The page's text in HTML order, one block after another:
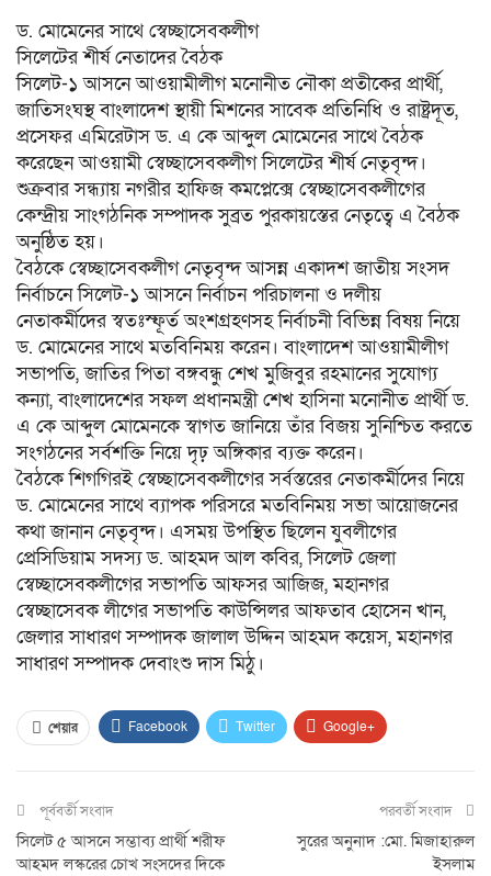
ড. মোমেনের সাথে স্বেচ্ছাসেবকলীগ
সিলেটের শীর্ষ নেতাদের বৈঠক
সিলেট-১ আসনে আওয়ামীলীগ মনোনীত নৌকা প্রতীকের প্রার্থী,
জাতিসংঘস্থ বাংলাদেশ স্থায়ী মিশনের সাবেক প্রতিনিধি ও রাষ্ট্রদূত,
প্রসেফর এমিরেটাস ড. এ কে আব্দুল মোমেনের সাথে বৈঠক
করেছেন আওয়ামী স্বেচ্ছাসেবকলীগ সিলেটের শীর্ষ নেতৃবৃন্দ।
শুক্রবার সন্ধ্যায় নগরীর হাফিজ কমপ্লেক্সে স্বেচ্ছাসেবকলীগের
কেন্দ্রীয় সাংগঠনিক সম্পাদক সুব্রত পুরকায়স্তের নেতৃত্বে এ বৈঠক
অনুষ্ঠিত হয়।
বৈঠকে স্বেচ্ছাসেবকলীগ নেতৃবৃন্দ আসন্ন একাদশ জাতীয় সংসদ
নির্বাচনে সিলেট-১ আসনে নির্বাচন পরিচালনা ও দলীয়
নেতাকর্মীদের স্বতঃস্ফূর্ত অংশগ্রহণসহ নির্বাচনী বিভিন্ন বিষয় নিয়ে
ড. মোমেনের সাথে মতবিনিময় করেন। বাংলাদেশ আওয়ামীলীগ
সভাপতি, জাতির পিতা বঙ্গবন্ধু শেখ মুজিবুর রহমানের সুযোগ্য
কন্যা, বাংলাদেশের সফল প্রধানমন্ত্রী শেখ হাসিনা মনোনীত প্রার্থী ড.
এ কে আব্দুল মোমেনকে স্বাগত জানিয়ে তাঁর বিজয় সুনিশ্চিত করতে
সংগঠনের সর্বশক্তি নিয়ে দৃঢ় অঙ্গিকার ব্যক্ত করেন।
বৈঠকে শিগগিরই স্বেচ্ছাসেবকলীগের সর্বস্তরের নেতাকর্মীদের নিয়ে
ড. মোমেনের সাথে ব্যাপক পরিসরে মতবিনিময় সভা আয়োজনের
কথা জানান নেতৃবৃন্দ। এসময় উপস্থিত ছিলেন যুবলীগের
প্রেসিডিয়াম সদস্য ড. আহমদ আল কবির, সিলেট জেলা
স্বেচ্ছাসেবকলীগের সভাপতি আফসর আজিজ, মহানগর
স্বেচ্ছাসেবক লীগের সভাপতি কাউন্সিলর আফতাব হোসেন খান,
জেলার সাধারণ সম্পাদক জালাল উদ্দিন আহমদ কয়েস, মহানগর
সাধারণ সম্পাদক দেবাংশু দাস মিঠু।
শেয়ার Facebook Twitter Google+
Email
পূর্ববর্তী সংবাদ
সিলেট ৫ আসনে সম্ভাব্য প্রার্থী শরীফ
আহমদ লস্করের চোখ সংসদের দিকে
পরবর্তী সংবাদ
সুরের অনুনাদ :মো. মিজাহারুল
ইসলাম